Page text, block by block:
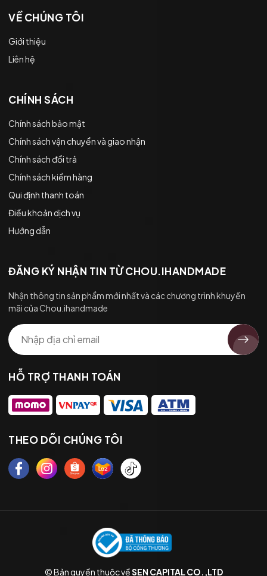
VỀ CHÚNG TÔI
Giới thiệu
Liên hệ
CHÍNH SÁCH
Chính sách bảo mật
Chính sách vận chuyển và giao nhận
Chính sách đổi trả
Chính sách kiểm hàng
Qui định thanh toán
Điều khoản dịch vụ
Hướng dẫn
ĐĂNG KÝ NHẬN TIN TỪ CHOU.IHANDMADE
Nhận thông tin sản phẩm mới nhất và các chương trình khuyến
mãi của Chou.ihandmade
HỖ TRỢ THANH TOÁN
THEO DÕI CHÚNG TÔI
© Bản quyền thuộc vềSEN CAPITAL CO.,LTD